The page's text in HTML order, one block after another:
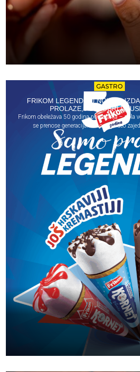
GASTRO
FRIKOM LEGENDE U NOVOM
PROLAZE, ALI DOBRI
Frikom obeležava 50 godina postojanja – pola
se prenose generacijama i ostaju deo